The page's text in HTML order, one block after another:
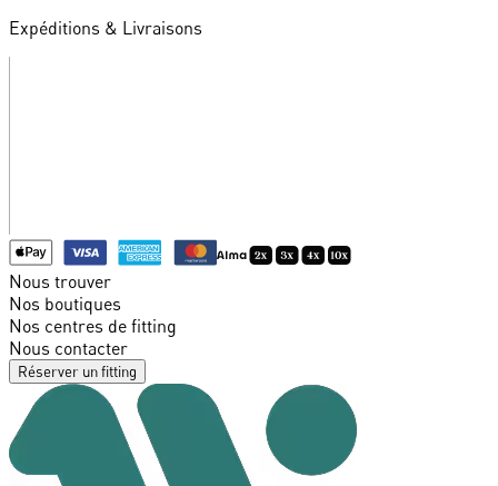
Expéditions & Livraisons
Nous trouver
Nos boutiques
Nos centres de fitting
Nous contacter
Réserver un fitting